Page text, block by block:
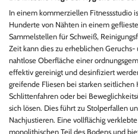
In einem kommerziellen Fitnessstudio
Hunderte von Nähten in einem
Sammelstellen für Schweiß,
Zeit kann dies zu erheblichen
nahtlose Oberfläche einer
effektiv gereinigt und desinfiziert
greifende Fliesen bei starken
Schlittenfahren oder bei
sich lösen. Dies führt zu Stolperfallen
Nachjustieren. Eine vollflächig
monolithischen Teil des Bodens und